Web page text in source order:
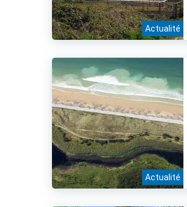
Actualité
Actualité